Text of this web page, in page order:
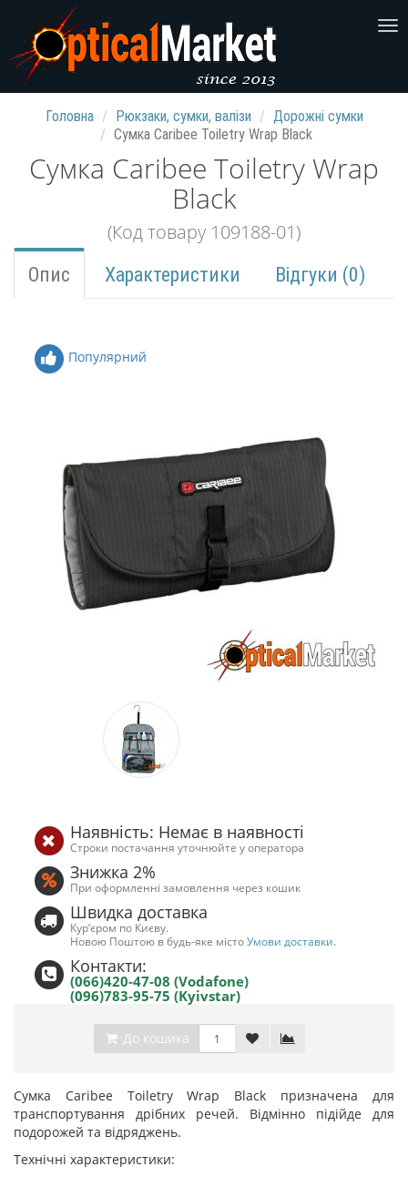
Головна Рюкзаки, сумки, валізи
Дорожні сумки
Сумка Caribee Toiletry Wrap Black
Сумка Caribee Toiletry Wrap
Black
(Код товару 109188-01)
Опис Характеристики Відгуки (0)
Популярний
Наявність: Немає в наявності
Строки постачання уточнюйте у оператора
Знижка 2%
При оформленні замовлення через кошик
Швидка доставка
Кур‘єром по Києву.
Новою Поштою в будь-яке містоУмови доставки.
Контакти:
(066)420-47-08 (Vodafone)
(096)783-95-75 (Kyivstar)
До кошика
Сумка Caribee Toiletry Wrap Black призначена для
транспортування дрібних речей. Відмінно підійде для
подорожей та відряджень.
Технічні характеристики: